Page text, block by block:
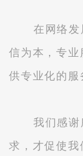
在网络发展
信为本，专业
供专业化的服
我们感谢所
求，才促使